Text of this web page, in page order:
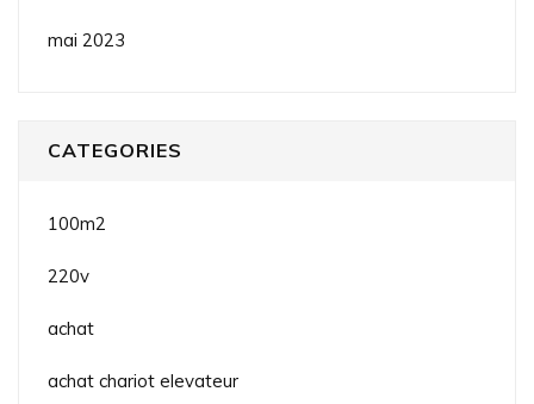
mai 2023
CATEGORIES
100m2
220v
achat
achat chariot elevateur